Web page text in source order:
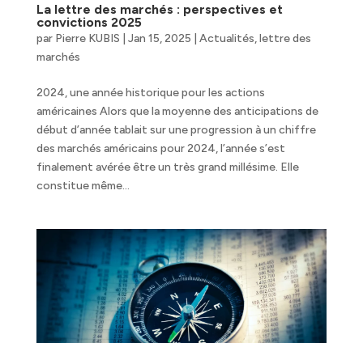
La lettre des marchés : perspectives et
convictions 2025
par Pierre KUBIS Jan 15, 2025 Actualités,lettre des
marchés
2024, une année historique pour les actions
américaines Alors que la moyenne des anticipations de
début d’année tablait sur une progression à un chiffre
des marchés américains pour 2024, l’année s’est
finalement avérée être un très grand millésime. Elle
constitue même...